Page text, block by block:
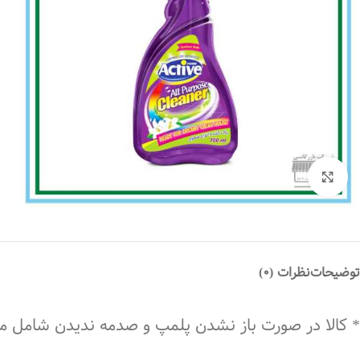
بزرگنمایی تصویر
توضیحاتنظرات (0)
* کالا در صورت باز نشدن پلمپ و صدمه ندیدن